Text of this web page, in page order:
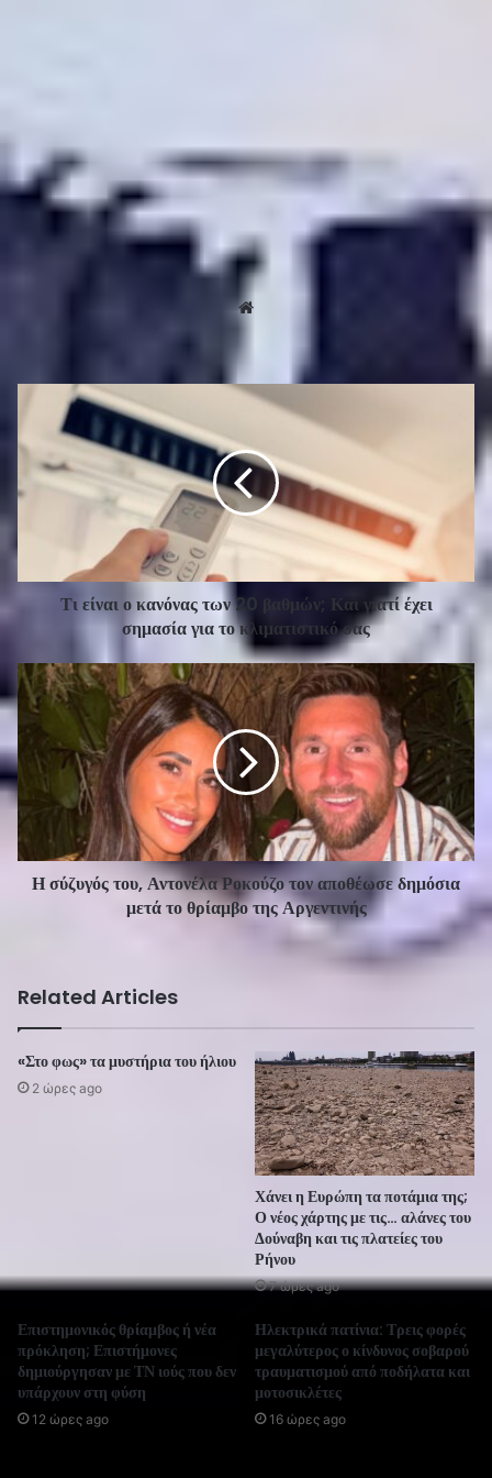
admin
Τι είναι ο κανόνας των 20 βαθμών; Και γιατί έχει
σημασία για το κλιματιστικό σας
Η σύζυγός του, Αντονέλα Ροκούζο τον αποθέωσε δημόσια
μετά το θρίαμβο της Αργεντινής
Related Articles
«Στο φως» τα μυστήρια του ήλιου
2 ώρες ago
Χάνει η Ευρώπη τα ποτάμια της;
Ο νέος χάρτης με τις… αλάνες του
Δούναβη και τις πλατείες του
Ρήνου
7 ώρες ago
Επιστημονικός θρίαμβος ή νέα
πρόκληση; Επιστήμονες
δημιούργησαν με ΤΝ ιούς που δεν
υπάρχουν στη φύση
12 ώρες ago
Ηλεκτρικά πατίνια: Τρεις φορές
μεγαλύτερος ο κίνδυνος σοβαρού
τραυματισμού από ποδήλατα και
μοτοσικλέτες
16 ώρες ago